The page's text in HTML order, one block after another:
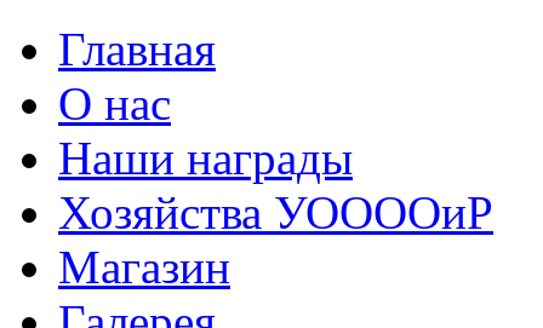
Главная
О нас
Наши награды
Хозяйства УООООиР
Магазин